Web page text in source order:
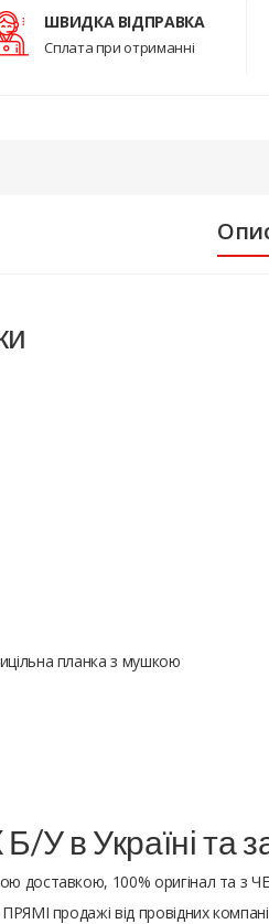
ШВИДКА ВІДПРАВКА
Сплата при отриманні
планка з мушкою
У в Україні та
доставкою, 100% оригінал та з
продажі від провідних